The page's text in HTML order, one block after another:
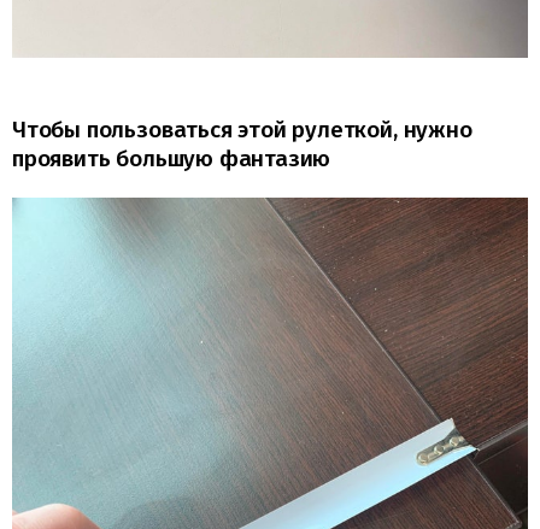
Чтобы пользоваться этой рулеткой, нужно
проявить большую фантазию